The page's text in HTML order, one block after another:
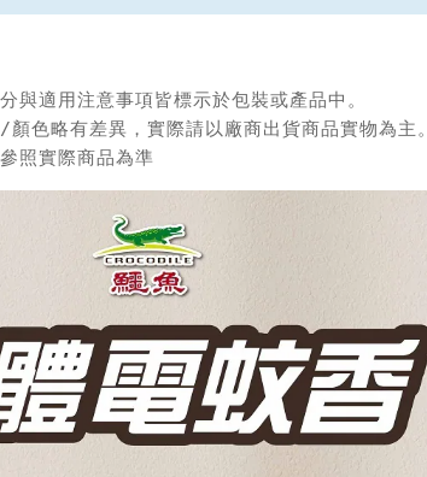
與適用注意事項皆標示於包裝或產品中。
色略有差異，實際請以廠商出貨商品實物為主。
照實際商品為準